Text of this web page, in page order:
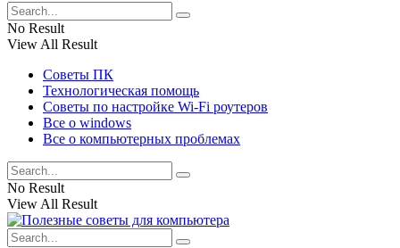
No Result
View All Result
Советы ПК
Технологическая помощь
Советы по настройке Wi-Fi роутеров
Все о windows
Все о компьютерных проблемах
No Result
View All Result